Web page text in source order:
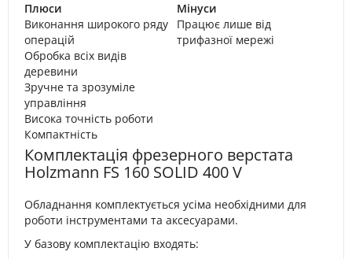
Плюси
Мінуси
Виконання широкого ряду
операцій
Працює лише від
трифазної мережі
Обробка всіх видів
деревини
Зручне та зрозуміле
управління
Висока точність роботи
Компактність
Комплектація фрезерного верстата
Holzmann FS 160 SOLID 400 V
Обладнання комплектується усіма необхідними для
роботи інструментами та аксесуарами.
У базову комплектацію входять: